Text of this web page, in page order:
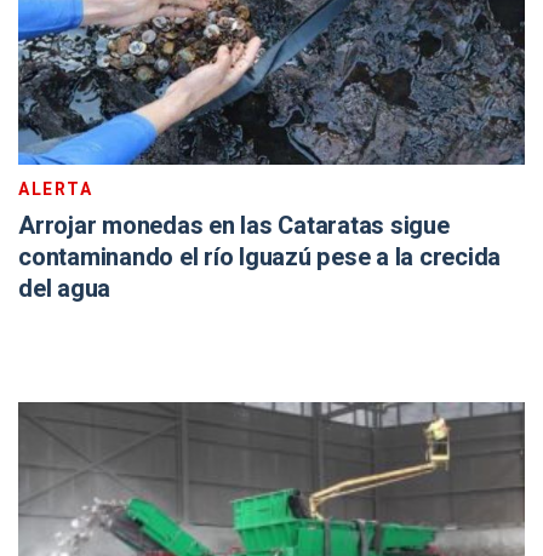
ALERTA
Arrojar monedas en las Cataratas sigue
contaminando el río Iguazú pese a la crecida
del agua